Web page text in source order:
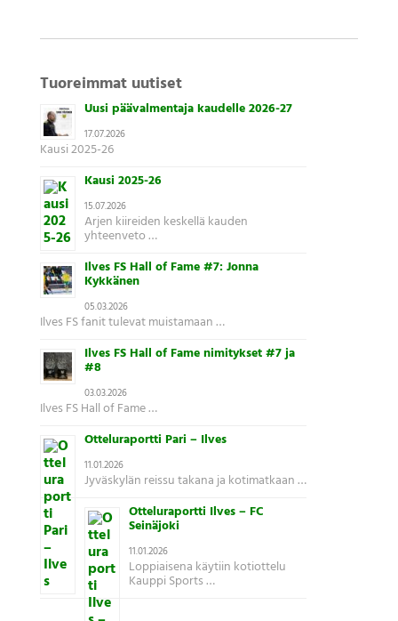
Tuoreimmat uutiset
Uusi päävalmentaja kaudelle 2026-27
17.07.2026
Kausi 2025-26
Kausi 2025-26
15.07.2026
Arjen kiireiden keskellä kauden
yhteenveto …
Ilves FS Hall of Fame #7: Jonna
Kykkänen
05.03.2026
Ilves FS fanit tulevat muistamaan …
Ilves FS Hall of Fame nimitykset #7 ja
#8
03.03.2026
Ilves FS Hall of Fame …
Otteluraportti Pari – Ilves
11.01.2026
Jyväskylän reissu takana ja kotimatkaan …
Otteluraportti Ilves – FC
Seinäjoki
11.01.2026
Loppiaisena käytiin kotiottelu
Kauppi Sports …